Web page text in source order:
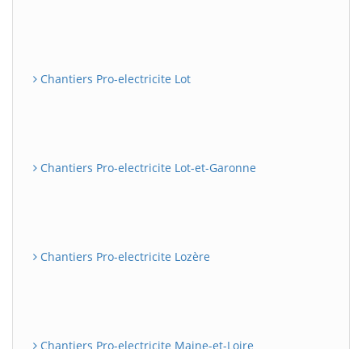
Chantiers Pro-electricite Lot
Chantiers Pro-electricite Lot-et-Garonne
Chantiers Pro-electricite Lozère
Chantiers Pro-electricite Maine-et-Loire